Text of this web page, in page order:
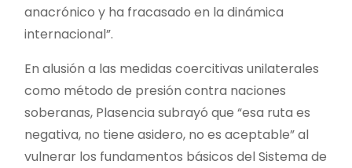
anacrónico y ha fracasado en la dinámica
internacional”.
En alusión a las medidas coercitivas unilaterales
como método de presión contra naciones
soberanas, Plasencia subrayó que “esa ruta es
negativa, no tiene asidero, no es aceptable” al
vulnerar los fundamentos básicos del Sistema de